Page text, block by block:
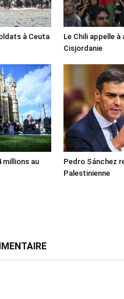
à Ceuta
Le Chili appelle à
Cisjordanie
millions au
Pedro Sánchez
Palestinienne